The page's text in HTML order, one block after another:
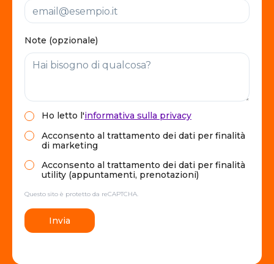
Note (opzionale)
Ho letto l'informativa sulla privacy
Acconsento al trattamento dei dati per finalità
di marketing
Acconsento al trattamento dei dati per finalità
utility (appuntamenti, prenotazioni)
Questo sito è protetto da reCAPTCHA.
Invia